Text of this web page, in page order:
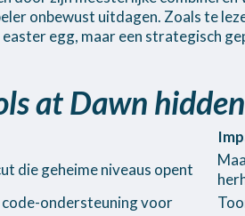
onbewust uitdagen. Zoals te
egg, maar een strategisch
at Dawn
die geheime niveaus opent
code-ondersteuning voor